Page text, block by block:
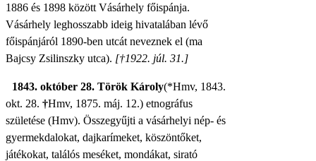
1886 és 1898 között Vásárhely főispánja.
Vásárhely leghosszabb ideig hivatalában lévő
főispánjáról 1890-ben utcát neveznek el (ma
Bajcsy Zsilinszky utca). [†1922. júl. 31.]
1843. október 28. Török Károly(*Hmv, 1843.
okt. 28. †Hmv, 1875. máj. 12.) etnográfus
születése (Hmv). Összegyűjti a vásárhelyi nép- és
gyermekdalokat, dajkarímeket, köszöntőket,
játékokat, találós meséket, mondákat, sirató